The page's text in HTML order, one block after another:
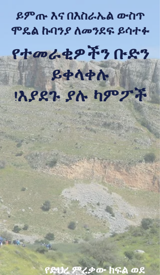
ይምጡ እና በእስራኤል ውስጥ
ሞዴል ኩባንያ ለመንደፍ ይሳተፉ
የተመራቂዎችን ቡድን
ይቀላቀሉ
እያደጉ ያሉ ካምፖች!
የድህረ ምረቃው ክፍል ወደ